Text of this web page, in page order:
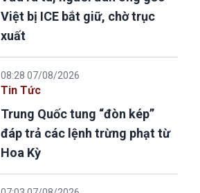
Việt bị ICE bắt giữ, chờ trục
xuất
08:28 07/08/2026
Tin Tức
Trung Quốc tung “đòn kép”
đáp trả các lệnh trừng phạt từ
Hoa Kỳ